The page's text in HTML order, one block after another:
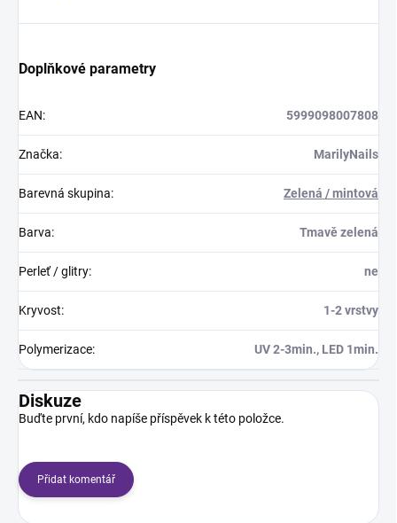
Doplňkové parametry
EAN: 5999098007808
Značka: MarilyNails
Barevná skupina: Zelená / mintová
Barva: Tmavě zelená
Perleť / glitry: ne
Kryvost: 1-2 vrstvy
Polymerizace: UV 2-3min., LED 1min.
Diskuze
Buďte první, kdo napíše příspěvek k této položce.
Přidat komentář